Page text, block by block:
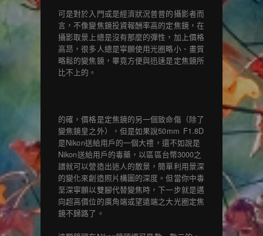
可是對於入門或是經濟狀況普普的攝影者而
言，不像變焦鏡投資報酬率高的定焦鏡，在
攝影取景上總是沒有那麼的彈性，加上價格
高昂，很多人總是寧願使用光圈略小、畫質
略鬆的變焦鏡，畢竟方便與迅速是定焦鏡所
比不上的。
的確，價格是定焦鏡的另一個致命傷（除了
變焦鏡皇之外），但是如果說50mm F1.8D
是Nikon送給用戶的一個大禮，還不如說是
Nikon送給用戶的毒藥，以區區台幣3000之
譜就可以營造出迷人的散景，簡單利用景深
的變化來創造照片構圖的深度。但當你中毒
至深寧願以雙腳代替變焦時，下一步就是邁
向超高價位的廣角端或望遠端之大光圈定焦
鏡不歸路了。